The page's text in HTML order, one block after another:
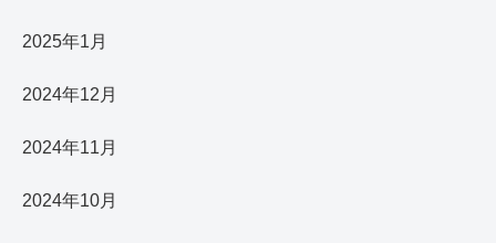
2025年1月
2024年12月
2024年11月
2024年10月